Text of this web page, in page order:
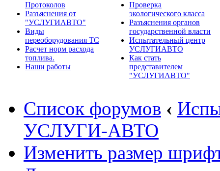
Протоколов
Разъяснения от
"УСЛУГИАВТО"
Виды
переоборудования ТС
Расчет норм расхода
топлива.
Наши работы
Проверка
экологического класса
Разъяснения органов
государственной власти
Испытательный центр
УСЛУГИАВТО
Как стать
представителем
"УСЛУГИАВТО"
Список форумов ‹
УСЛУГИ-АВТО
Изменить размер